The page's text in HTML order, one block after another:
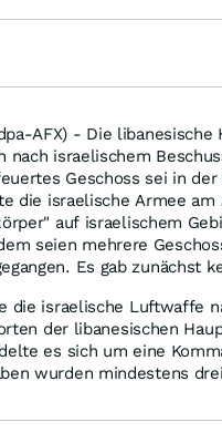
AFX) - Die
nach israelischem
Geschoss sei in
die israelische Armee
auf israelischem
seien mehrere
Es gab zunächst
die israelische Luftwaffe
der libanesischen
es sich um eine
wurden mindestens